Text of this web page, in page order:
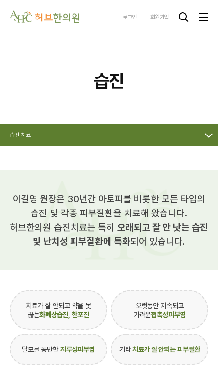
로그인 회원가입
습진
습진 치료
이길영 원장은 30년간 아토피를 비롯한 모든 타입의
습진 및 각종 피부질환을 치료해 왔습니다.
허브한의원 습진치료는 특히 오래되고 잘 안 낫는 습진
및 난치성 피부질환에 특화되어 있습니다.
치료가 잘 안되고 약을 못
끊는화폐상습진, 한포진
오랫동안 지속되고
가려운접촉성피부염
탈모를 동반한지루성피부염 기타치료가 잘 안되는 피부질환